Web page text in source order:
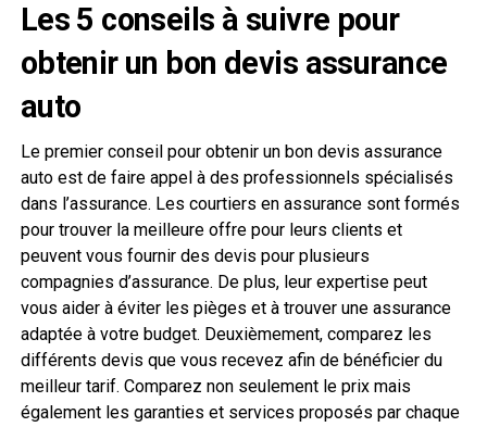
Les 5 conseils à suivre pour
obtenir un bon devis assurance
auto
Le premier conseil pour obtenir un bon devis assurance
auto est de faire appel à des professionnels spécialisés
dans l’assurance. Les courtiers en assurance sont formés
pour trouver la meilleure offre pour leurs clients et
peuvent vous fournir des devis pour plusieurs
compagnies d’assurance. De plus, leur expertise peut
vous aider à éviter les pièges et à trouver une assurance
adaptée à votre budget. Deuxièmement, comparez les
différents devis que vous recevez afin de bénéficier du
meilleur tarif. Comparez non seulement le prix mais
également les garanties et services proposés par chaque